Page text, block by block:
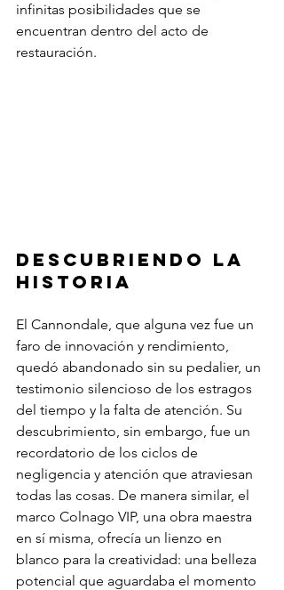
infinitas posibilidades que se
encuentran dentro del acto de
restauración.
Descubriendo la
historia
El Cannondale, que alguna vez fue un
faro de innovación y rendimiento,
quedó abandonado sin su pedalier, un
testimonio silencioso de los estragos
del tiempo y la falta de atención. Su
descubrimiento, sin embargo, fue un
recordatorio de los ciclos de
negligencia y atención que atraviesan
todas las cosas. De manera similar, el
marco Colnago VIP, una obra maestra
en sí misma, ofrecía un lienzo en
blanco para la creatividad: una belleza
potencial que aguardaba el momento